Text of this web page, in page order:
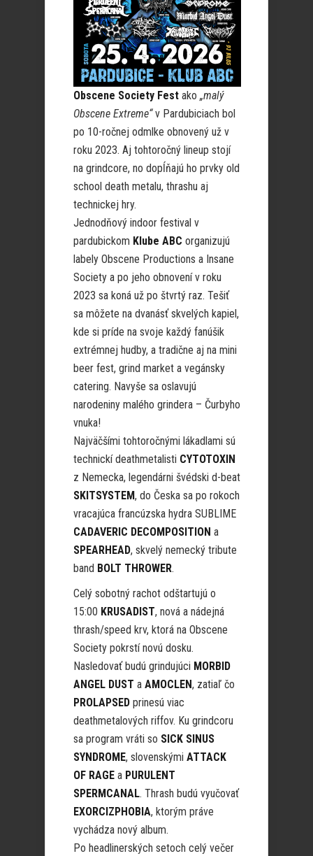
Obscene Society Fest ako „malý
Obscene Extreme“v Pardubiciach bol
po 10-ročnej odmlke obnovený už v
roku 2023. Aj tohtoročný lineup stojí
na grindcore, no dopĺňajú ho prvky old
school death metalu, thrashu aj
technickej hry.
Jednodňový indoor festival v
pardubickom Klube ABC organizujú
labely Obscene Productions a Insane
Society a po jeho obnovení v roku
2023 sa koná už po štvrtý raz. Tešiť
sa môžete na dvanásť skvelých kapiel,
kde si príde na svoje každý fanúšik
extrémnej hudby, a tradične aj na mini
beer fest, grind market a vegánsky
catering. Navyše sa oslavujú
narodeniny malého grindera – Čurbyho
vnuka!
Najväčšími tohtoročnými lákadlami sú
technickí deathmetalisti CYTOTOXIN
z Nemecka, legendárni švédski d-beat
SKITSYSTEM, do Česka sa po rokoch
vracajúca francúzska hydra SUBLIME
CADAVERIC DECOMPOSITION a
SPEARHEAD, skvelý nemecký tribute
band BOLT THROWER.
Celý sobotný rachot odštartujú o
15:00 KRUSADIST, nová a nádejná
thrash/speed krv, ktorá na Obscene
Society pokrstí novú dosku.
Nasledovať budú grindujúci MORBID
ANGEL DUST a AMOCLEN, zatiaľ čo
PROLAPSED prinesú viac
deathmetalových riffov. Ku grindcoru
sa program vráti so SICK SINUS
SYNDROME, slovenskými ATTACK
OF RAGE a PURULENT
SPERMCANAL. Thrash budú vyučovať
EXORCIZPHOBIA, ktorým práve
vychádza nový album.
Po headlinerských setoch celý večer